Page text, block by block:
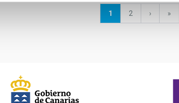
Página
1 Página
2
Siguiente
› »